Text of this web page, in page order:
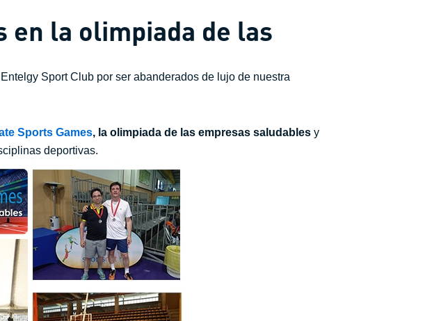
en la olimpiada de las
Sport Club por ser abanderados de lujo de nuestra
Sports Games, la olimpiada de las empresas saludables y
deportivas.